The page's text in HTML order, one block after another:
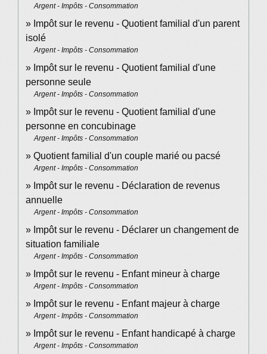
Argent - Impôts - Consommation
Impôt sur le revenu - Quotient familial d'un parent
isolé
Argent - Impôts - Consommation
Impôt sur le revenu - Quotient familial d'une
personne seule
Argent - Impôts - Consommation
Impôt sur le revenu - Quotient familial d'une
personne en concubinage
Argent - Impôts - Consommation
Quotient familial d'un couple marié ou pacsé
Argent - Impôts - Consommation
Impôt sur le revenu - Déclaration de revenus
annuelle
Argent - Impôts - Consommation
Impôt sur le revenu - Déclarer un changement de
situation familiale
Argent - Impôts - Consommation
Impôt sur le revenu - Enfant mineur à charge
Argent - Impôts - Consommation
Impôt sur le revenu - Enfant majeur à charge
Argent - Impôts - Consommation
Impôt sur le revenu - Enfant handicapé à charge
Argent - Impôts - Consommation